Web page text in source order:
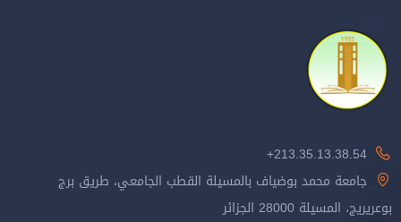
213.35.13.38.54+
جامعة محمد بوضياف بالمسيلة القطب الجامعي، طريق برج
بوعريريج، المسيلة 28000 الجزائر